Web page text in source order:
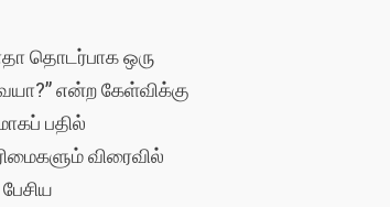
தொடர்பாக ஒரு
என்ற கேள்விக்கு
பதில்
விரைவில்